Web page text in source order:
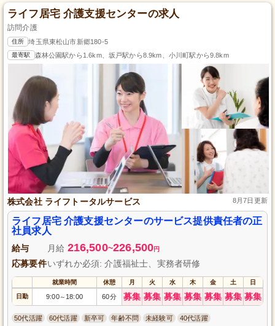
ライフ居宅 介護支援センターの求人
訪問介護
住所 埼玉県東松山市新郷180-5
最寄駅 森林公園駅から1.6km、坂戸駅から8.9km、小川町駅から9.8km
株式会社 ライフトータルサービス 8月7日更新
ライフ居宅 介護支援センターのサービス提供責任者の正
社員求人
給与 月給 216,500~226,500円
応募要件いずれか必須: 介護福祉士、実務者研修
就業時間 休憩 月 火 水 木 金 土 日
日勤 9:00～ 18:00 60分 募集 募集 募集 募集 募集 募集 募集
50代活躍 60代活躍 新卒可 年齢不問 未経験可 40代活躍